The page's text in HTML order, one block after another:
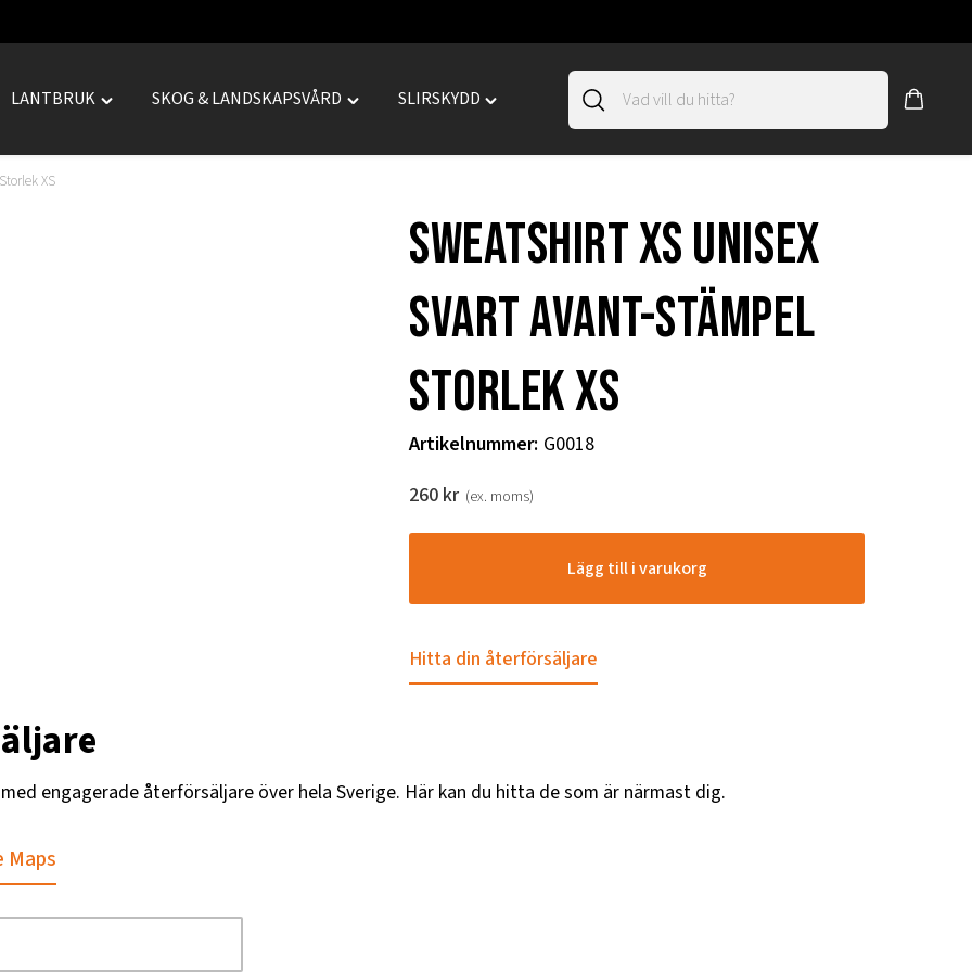
LANTBRUK
Toggle
SKOG & LANDSKAPSVÅRD
Toggle
SLIRSKYDD
Toggle
XS
Sweatshirt xs unisex
svart Avant-stämpel
Storlek XS
Artikelnummer: G0018
260 kr (ex. moms)
Lägg till i varukorg
Hitta din återförsäljare
engagerade återförsäljare över hela Sverige. Här kan du hitta de som är närmast dig.
Maps